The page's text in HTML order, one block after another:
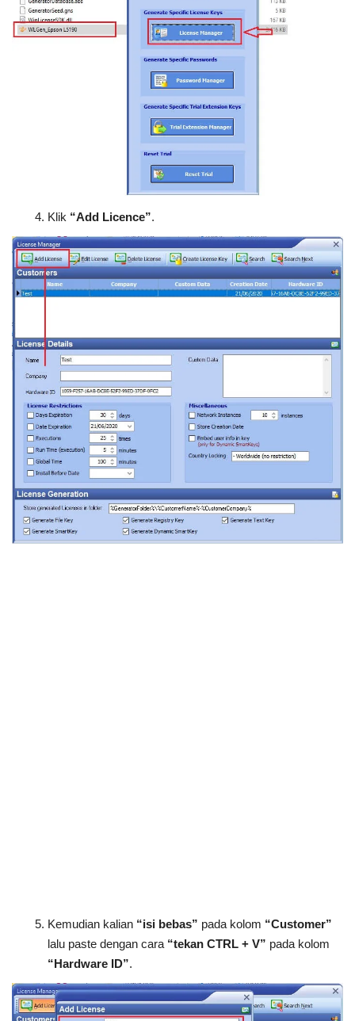
Klik “Add Licence”.
Kemudian kalian “isi bebas” pada kolom “Customer”
lalu paste dengan cara “tekan CTRL + V” pada kolom
“Hardware ID”.